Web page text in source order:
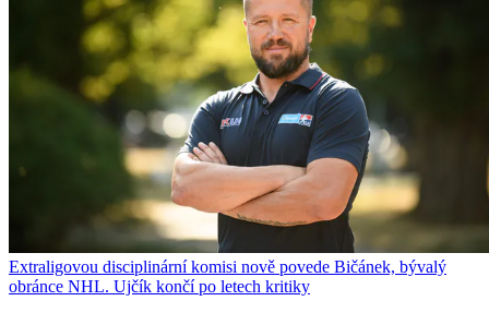
Extraligovou disciplinární komisi nově povede Bičánek, bývalý
obránce NHL. Ujčík končí po letech kritiky